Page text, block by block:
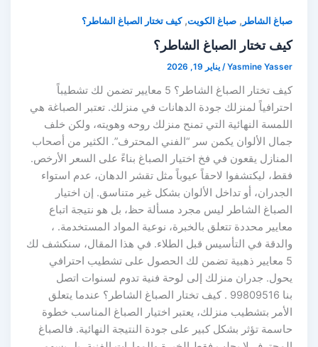
صباغ الشاطر ,صباغ الكويت,كيف تختار الصباغ الشاطر؟
كيف تختار الصباغ الشاطر؟
Yasmine Yasser
/يناير 19, 2026
كيف تختار الصباغ الشاطر؟ 5 معايير تضمن لك تشطيباً
احترافياً لمنزلك جودة الدهانات في منزلك. تعتبر الصباغة هي
اللمسة النهائية التي تمنح منزلك روحه وهويته، ولكن خلف
جمال الألوان يكمن سر “الفني المحترف”. الكثير من أصحاب
المنازل يقعون في فخ اختيار الصباغ بناءً على السعر الأرخص.
فقط، ليكتشفوا لاحقاً عيوباً مثل تقشر الدهان، عدم استواء
الجدران، أو تداخل الألوان بشكل غير متناسق. إن اختيار
الصباغ الشاطر ليس مجرد مسألة حظ، بل هو نتيجة اتباع
معايير محددة تتعلق بالخبرة، نوعية المواد المستخدمة. ،
والدقة في التأسيس قبل الطلاء. في هذا المقال، سنكشف لك
5 معايير ذهبية تضمن لك الحصول على تشطيب احترافي
يحول. جدران منزلك إلى لوحة فنية تدوم لسنوات اتصل
بنا 99809516 . كيف تختار الصباغ الشاطر؟ عندما يتعلق
الأمر بتشطيب منزلك، يعتبر اختيار الصباغ المناسب خطوة
حاسمة تؤثر بشكل كبير على جودة النتيجة النهائية. فالصباغ